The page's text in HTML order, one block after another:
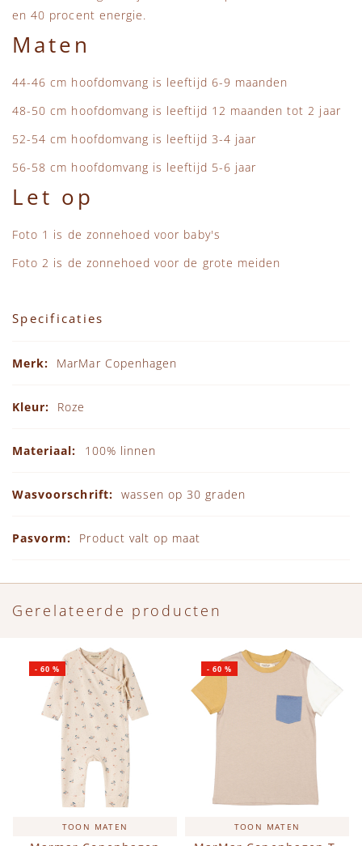
en 40 procent energie.
Maten
44-46 cm hoofdomvang is leeftijd 6-9 maanden
48-50 cm hoofdomvang is leeftijd 12 maanden tot 2 jaar
52-54 cm hoofdomvang is leeftijd 3-4 jaar
56-58 cm hoofdomvang is leeftijd 5-6 jaar
Let op
Foto 1 is de zonnehoed voor baby's
Foto 2 is de zonnehoed voor de grote meiden
Specificaties
MarMar Copenhagen
Roze
100% linnen
wassen op 30 graden
Product valt op maat
Gerelateerde producten
TOON MATEN
-60 %
TOON MATEN
-60 %